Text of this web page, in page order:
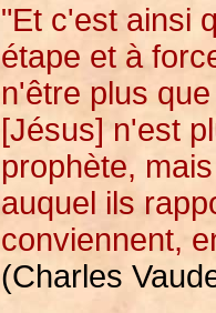
"Et c'est ainsi
étape et à
n'être plus
[Jésus] n'est
prophète,
auquel ils
conviennent,
(Charles